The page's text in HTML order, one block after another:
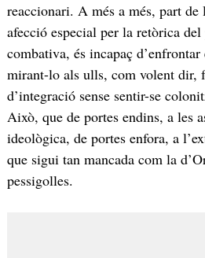
reaccionari. A més a més, part de
afecció especial per la retòrica
combativa, és incapaç
mirant-lo als ulls, com volent dir,
d’integració sense sentir-se
Això, que de portes endins, a les
ideològica, de portes enfora, a
que sigui tan mancada com la
pessigolles.